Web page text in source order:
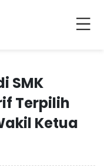
SMK
Terpilih
Ketua